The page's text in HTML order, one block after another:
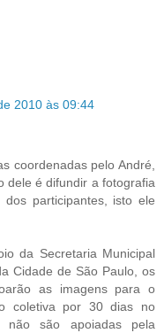
2010 às 09:44
coordenadas pelo André,
dele é difundir a fotografia
participantes, isto ele
da Secretaria Municipal
Cidade de São Paulo, os
as imagens para o
coletiva por 30 dias no
não são apoiadas pela